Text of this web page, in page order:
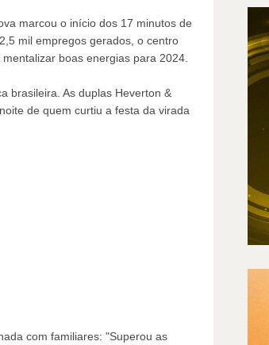
marcou o início dos 17 minutos de
mil empregos gerados, o centro
boas energias para 2024.
brasileira. As duplas Heverton &
de quem curtiu a festa da virada
com familiares: "Superou as